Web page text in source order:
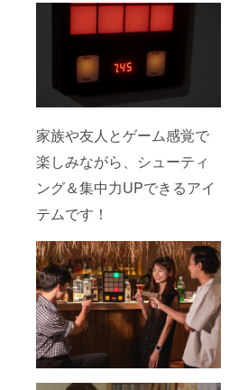
家族や友人とゲーム感覚で
楽しみながら、シューティ
ング＆集中力UPできるアイ
テムです！